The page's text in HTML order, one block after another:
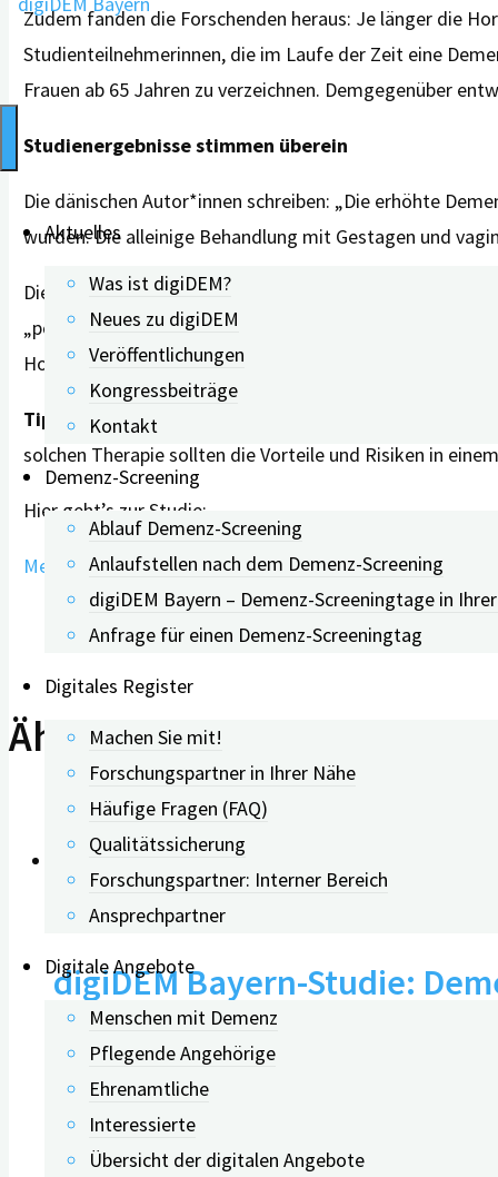
nach:
Aktuelles
Was ist digiDEM?
Neues zu digiDEM
Veröffentlichungen
Kongressbeiträge
Kontakt
Demenz-Screening
Ablauf Demenz-Screening
Anlaufstellen nach dem Demenz-Screening
digiDEM Bayern – Demenz-Screeningtage in
Anfrage für einen Demenz-Screeningtag
Digitales Register
Machen Sie mit!
Forschungspartner in Ihrer Nähe
Häufige Fragen (FAQ)
Qualitätssicherung
Forschungspartner: Interner Bereich
Ansprechpartner
Digitale Angebote
Menschen mit Demenz
Pflegende Angehörige
Ehrenamtliche
Interessierte
Übersicht der digitalen Angebote
Zudem fanden die Forschenden heraus: Je länger die
Studienteilnehmerinnen, die im Laufe der Zeit eine
Frauen ab 65 Jahren zu verzeichnen. Demgegenüber
Studienergebnisse stimmen überein
Die dänischen Autor*innen schreiben: „Die erhöhte
wurden. Die alleinige Behandlung mit Gestagen und
Die Studienergebnisse stimmen mit dem Ergebnis
„postmenopausalen“ Frauen berichtet, die ein Jahr
Hormontherapie in den Wechseljahren mit Hirnatrophie
Tipp für die Praxis:
solchen Therapie sollten die Vorteile und Risiken in
Hier geht’s zur Studie:
Menopausal hormone therapy and dementia:
Ähnliche Beiträge
digiDEM Bayern-Studie:
persönliche Kontakt
04.06.2025